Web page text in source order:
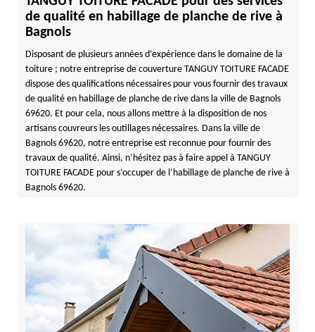
de qualité en habillage de planche de rive à
Bagnols
Disposant de plusieurs années d’expérience dans le domaine de la
toiture ; notre entreprise de couverture TANGUY TOITURE FACADE
dispose des qualifications nécessaires pour vous fournir des travaux
de qualité en habillage de planche de rive dans la ville de Bagnols
69620. Et pour cela, nous allons mettre à la disposition de nos
artisans couvreurs les outillages nécessaires. Dans la ville de
Bagnols 69620, notre entreprise est reconnue pour fournir des
travaux de qualité. Ainsi, n’hésitez pas à faire appel à TANGUY
TOITURE FACADE pour s’occuper de l’habillage de planche de rive à
Bagnols 69620.